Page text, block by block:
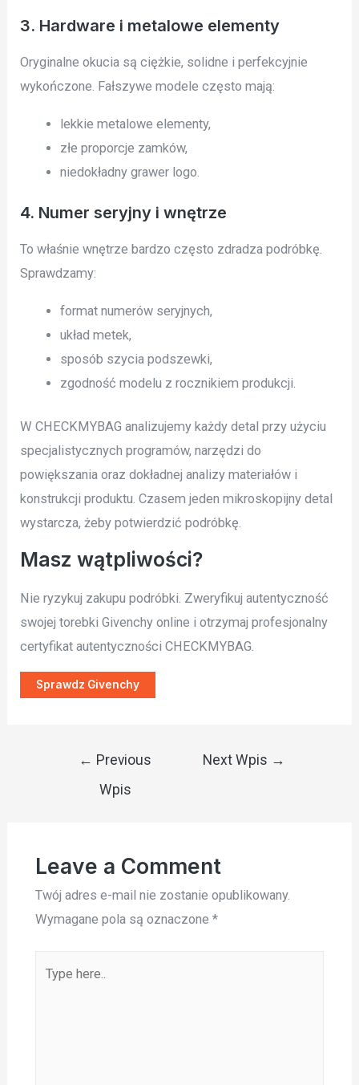
3. Hardware i metalowe elementy
Oryginalne okucia są ciężkie, solidne i perfekcyjnie
wykończone. Fałszywe modele często mają:
lekkie metalowe elementy,
złe proporcje zamków,
niedokładny grawer logo.
4. Numer seryjny i wnętrze
To właśnie wnętrze bardzo często zdradza podróbkę.
Sprawdzamy:
format numerów seryjnych,
układ metek,
sposób szycia podszewki,
zgodność modelu z rocznikiem produkcji.
W CHECKMYBAG analizujemy każdy detal przy użyciu
specjalistycznych programów, narzędzi do
powiększania oraz dokładnej analizy materiałów i
konstrukcji produktu. Czasem jeden mikroskopijny detal
wystarcza, żeby potwierdzić podróbkę.
Masz wątpliwości?
Nie ryzykuj zakupu podróbki. Zweryfikuj autentyczność
swojej torebki Givenchy online i otrzymaj profesjonalny
certyfikat autentyczności CHECKMYBAG.
Sprawdz Givenchy
Nawigacja
← Previous
Wpis
Next Wpis →
Leave a Comment
Twój adres e-mail nie zostanie opublikowany.
Wymagane pola są oznaczone *